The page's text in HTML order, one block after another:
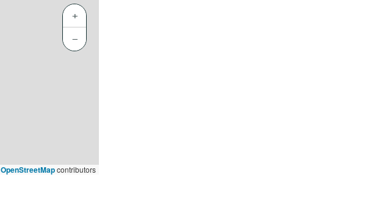
+
−
OpenStreetMapcontributors